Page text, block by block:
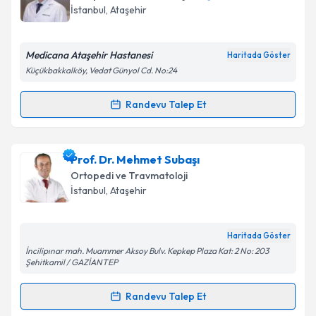
takvim hazırlandığında e-posta ile bilgilendireceğiz.
Kişisel verilerimin işlenmesine ilişkin
Metni'ni okudum ve kişisel verilerimin belirtilen
Takvim Talebini Gönder
İstanbul, Ataşehir
Medicana Ataşehir Hastanesi Haritada Göster
Küçükbakkalköy, Vedat Günyol Cd. No:24
Randevu Talep Et
Randevu Takvimi Talebi
Doç. Dr. Mehmet Bekir Ünaliçin randevu takvimi
talebi oluşturun. Size bu uzmandan randevu almanız
için bir takvim hazırlandığında e-posta ile
bilgilendireceğiz.
Kişisel verilerimin işlenmesine ilişkin
Metni'ni okudum ve kişisel verilerimin belirtilen
Prof. Dr. Mehmet Subaşı
Ortopedi ve Travmatoloji
İstanbul, Ataşehir
Haritada Göster
İncilipınar mah. Muammer Aksoy Bulv. Kepkep Plaza Kat: 2 No: 203
Şehitkamil / GAZİANTEP
Randevu Talep Et
Randevu Takvimi Talebi